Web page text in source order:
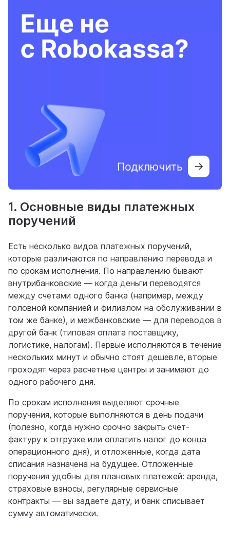
1. Основные виды платежных
поручений
Есть несколько видов платежных поручений,
которые различаются по направлению перевода и
по срокам исполнения. По направлению бывают
внутрибанковские — когда деньги переводятся
между счетами одного банка (например, между
головной компанией и филиалом на обслуживании в
том же банке), и межбанковские — для переводов в
другой банк (типовая оплата поставщику,
логистике, налогам). Первые исполняются в течение
нескольких минут и обычно стоят дешевле, вторые
проходят через расчетные центры и занимают до
одного рабочего дня.
По срокам исполнения выделяют срочные
поручения, которые выполняются в день подачи
(полезно, когда нужно срочно закрыть счет-
фактуру к отгрузке или оплатить налог до конца
операционного дня), и отложенные, когда дата
списания назначена на будущее. Отложенные
поручения удобны для плановых платежей: аренда,
страховые взносы, регулярные сервисные
контракты — вы задаете дату, и банк списывает
сумму автоматически.